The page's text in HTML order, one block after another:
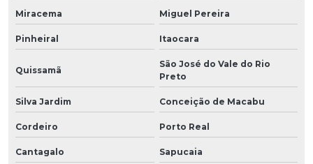
Miracema Miguel Pereira
Pinheiral Itaocara
Quissamã
São José do Vale do Rio
Preto
Silva Jardim Conceição de Macabu
Cordeiro Porto Real
Cantagalo Sapucaia